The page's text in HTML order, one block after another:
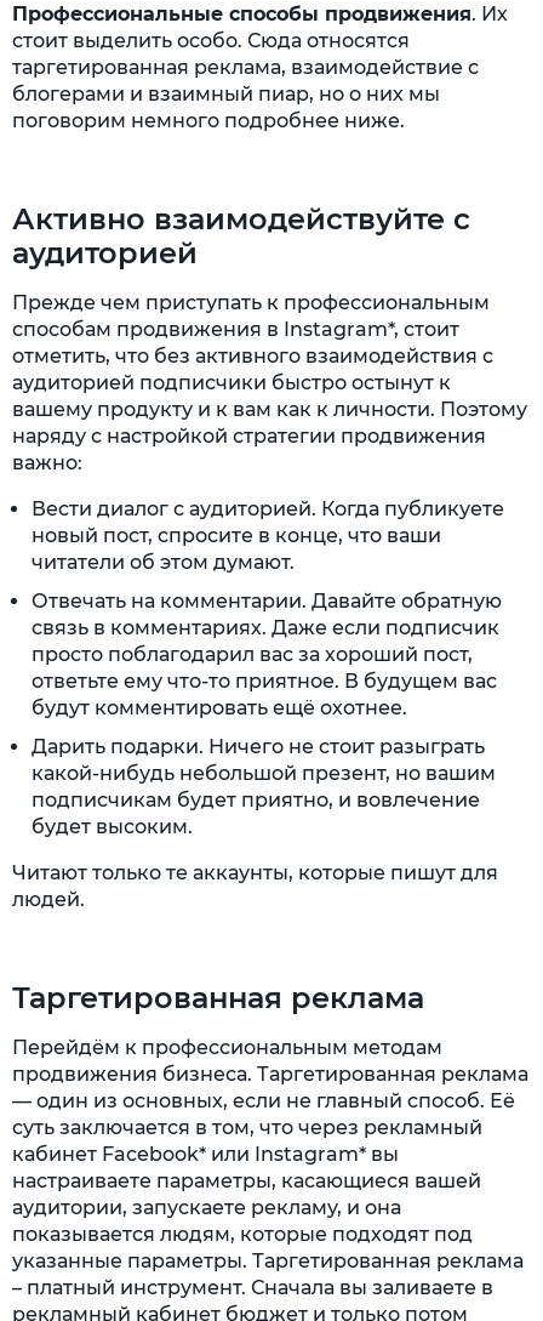
Профессиональные способы продвижения. Их
стоит выделить особо. Сюда относятся
таргетированная реклама, взаимодействие с
блогерами и взаимный пиар, но о них мы
поговорим немного подробнее ниже.
Активно взаимодействуйте с
аудиторией
Прежде чем приступать к профессиональным
способам продвижения в Instagram*, стоит
отметить, что без активного взаимодействия с
аудиторией подписчики быстро остынут к
вашему продукту и к вам как к личности. Поэтому
наряду с настройкой стратегии продвижения
важно:
Вести диалог с аудиторией. Когда публикуете
новый пост, спросите в конце, что ваши
читатели об этом думают.
Отвечать на комментарии. Давайте обратную
связь в комментариях. Даже если подписчик
просто поблагодарил вас за хороший пост,
ответьте ему что-то приятное. В будущем вас
будут комментировать ещё охотнее.
Дарить подарки. Ничего не стоит разыграть
какой-нибудь небольшой презент, но вашим
подписчикам будет приятно, и вовлечение
будет высоким.
Читают только те аккаунты, которые пишут для
людей.
Таргетированная реклама
Перейдём к профессиональным методам
продвижения бизнеса. Таргетированная реклама
— один из основных, если не главный способ. Её
суть заключается в том, что через рекламный
кабинет Facebook* или Instagram* вы
настраиваете параметры, касающиеся вашей
аудитории, запускаете рекламу, и она
показывается людям, которые подходят под
указанные параметры. Таргетированная реклама
– платный инструмент. Сначала вы заливаете в
рекламный кабинет бюджет и только потом